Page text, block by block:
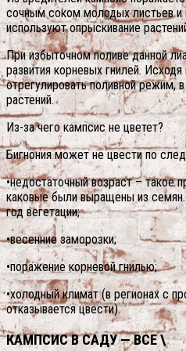
сочным соком молодых листьев и
используют опрыскивание
При избыточном поливе данной
развития корневых гнилей. Исходя
отрегулировать поливной режим,
растений.
Из-за чего кампсис не цветет?
Бигнония может не цвести по
•недостаточный возраст – такое
каковые были выращены из
год вегетации;
•весенние заморозки;
•поражение корневой гнилью;
•холодный климат (в регионах с
отказывается цвести).
КАМПСИС В САДУ — ВСЕ \